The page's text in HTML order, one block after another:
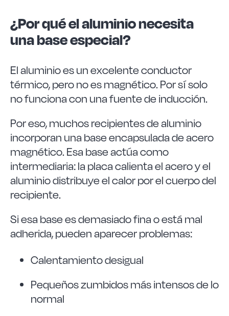
¿Por qué el aluminio necesita
una base especial?
El aluminio es un excelente conductor
térmico, pero no es magnético. Por sí solo
no funciona con una fuente de inducción.
Por eso, muchos recipientes de aluminio
incorporan una base encapsulada de acero
magnético. Esa base actúa como
intermediaria: la placa calienta el acero y el
aluminio distribuye el calor por el cuerpo del
recipiente.
Si esa base es demasiado fina o está mal
adherida, pueden aparecer problemas:
Calentamiento desigual
Pequeños zumbidos más intensos de lo
normal